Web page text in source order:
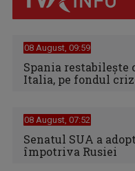
08 August, 09:59
Spania
Italia, pe fondul
08 August, 07:52
Senatul SUA a
împotriva Rusiei